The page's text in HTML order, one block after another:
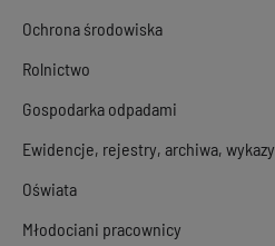
Ochrona środowiska
Rolnictwo
Gospodarka odpadami
Ewidencje, rejestry, archiwa, wykazy
Oświata
Młodociani pracownicy